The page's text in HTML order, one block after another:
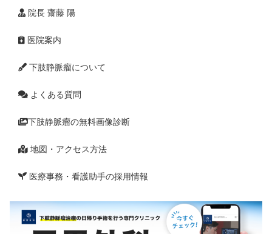
院長 齋藤 陽
医院案内
下肢静脈瘤について
よくある質問
下肢静脈瘤の無料画像診断
地図・アクセス方法
医療事務・看護助手の採用情報